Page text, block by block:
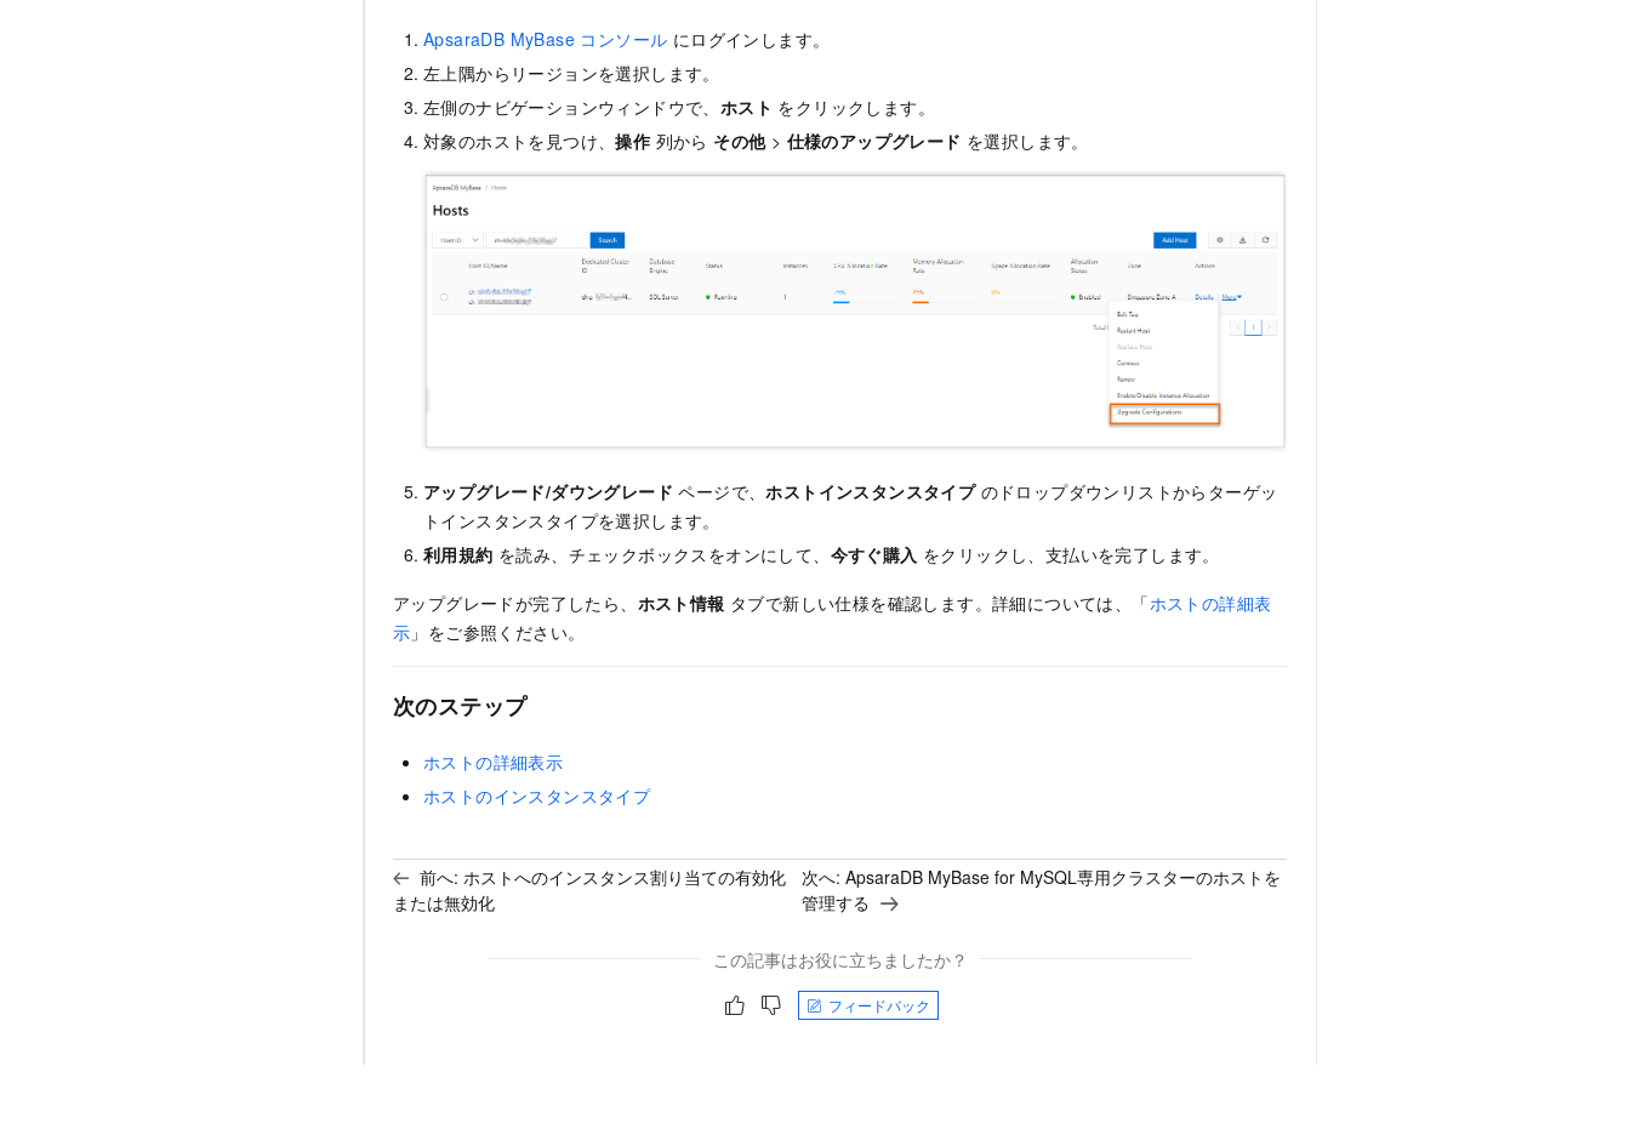
ApsaraDB MyBase コンソール にログインします。
左上隅からリージョンを選択します。
左側のナビゲーションウィンドウで、 ホスト をクリックします。
対象のホストを見つけ、操作 列から その他> 仕様のアップグレード を選択します。
アップグレード/ダウングレード ページで、ホストインスタンスタイプのドロップダウンリストからターゲッ
トインスタンスタイプを選択します。
利用規約 を読み、チェックボックスをオンにして、 今すぐ購入 をクリックし、支払いを完了します。
アップグレードが完了したら、 ホスト情報 タブで新しい仕様を確認します。詳細については、「ホストの詳細表
示 」をご参照ください。
次のステップ
ホストの詳細表示
ホストのインスタンスタイプ
前へ: ホストへのインスタンス割り当ての有効化
または無効化
次へ:ApsaraDB MyBase for MySQL専用クラスターのホストを
管理する
この記事はお役に立ちましたか？
フィードバック